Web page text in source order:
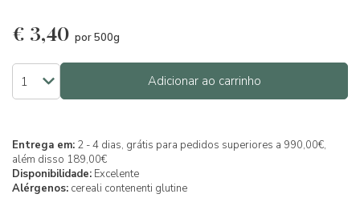
€ 3,40 por 500g
Adicionar ao carrinho
Entrega em: 2 - 4 dias, grátis para pedidos superiores a 990,00€,
além disso 189,00€
Disponibilidade: Excelente
Alérgenos: cereali contenenti glutine